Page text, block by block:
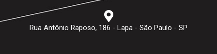
Rua Antônio Raposo, 186 - Lapa - São Paulo - SP